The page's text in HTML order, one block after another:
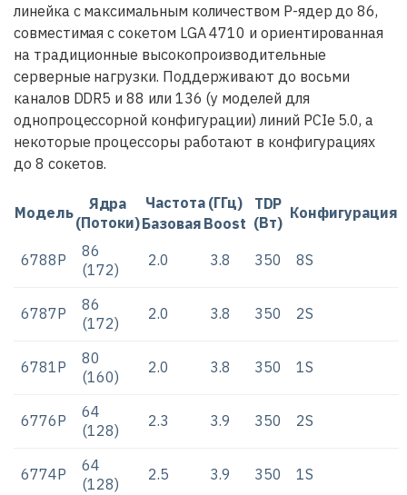
линейка с максимальным количеством P-ядер до 86,
совместимая с сокетом LGA 4710 и ориентированная
на традиционные высокопроизводительные
серверные нагрузки. Поддерживают до восьми
каналов DDR5 и 88 или 136 (у моделей для
однопроцессорной конфигурации) линий PCIe 5.0, а
некоторые процессоры работают в конфигурациях
до 8 сокетов.
Модель
Ядра
(Потоки)
Частота (ГГц)
TDP
(Вт)
Конфигурация
Базовая Boost
6788P
86
(172)
2.0 3.8 350 8S
6787P
86
(172)
2.0 3.8 350 2S
6781P
80
(160)
2.0 3.8 350 1S
6776P
64
(128)
2.3 3.9 350 2S
6774P
64
(128)
2.5 3.9 350 1S